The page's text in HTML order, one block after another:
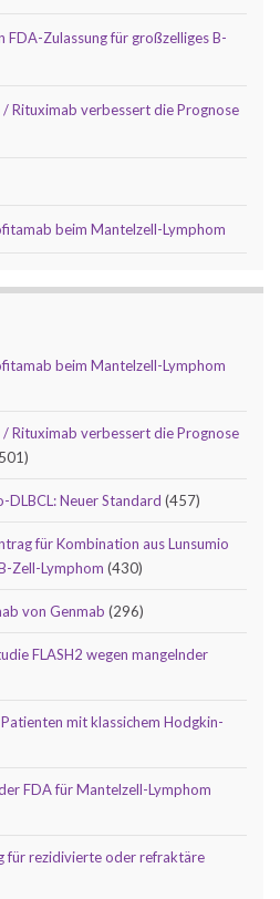
FDA-Zulassung für großzelliges B-
Rituximab verbessert die Prognose
beim Mantelzell-Lymphom
beim Mantelzell-Lymphom
Rituximab verbessert die Prognose
DLBCL: Neuer Standard (457)
für Kombination aus Lunsumio
Zell-Lymphom (430)
von Genmab (296)
FLASH2 wegen mangelnder
mit klassichem Hodgkin-
FDA für Mantelzell-Lymphom
für rezidivierte oder refraktäre